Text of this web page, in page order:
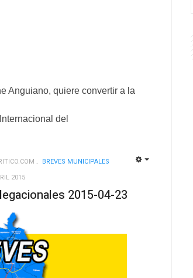
Anguiano, quiere convertir a la
del
BREVES MUNICIPALES
2015
2015-04-23